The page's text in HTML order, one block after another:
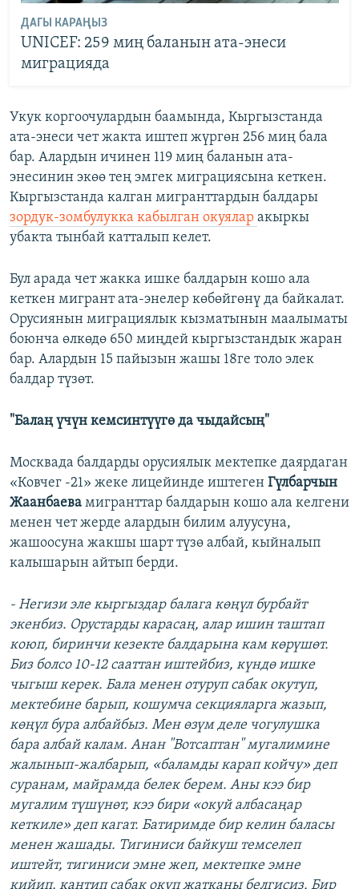
ДАГЫ КАРАҢЫЗ
UNICEF: 259 миң баланын ата-энеси
миграцияда
Укук коргоочулардын баамында, Кыргызстанда
ата-энеси чет жакта иштеп жүргөн 256 миң бала
бар. Алардын ичинен 119 миң баланын ата-
энесинин экөө тең эмгек миграциясына кеткен.
Кыргызстанда калган мигранттардын балдары
зордук-зомбулукка кабылган окуялар акыркы
убакта тынбай катталып келет.
Бул арада чет жакка ишке балдарын кошо ала
кеткен мигрант ата-энелер көбөйгөнү да байкалат.
Орусиянын миграциялык кызматынын маалыматы
боюнча өлкөдө 650 миңдей кыргызстандык жаран
бар. Алардын 15 пайызын жашы 18ге толо элек
балдар түзөт.
"Балаң үчүн кемсинтүүгө да чыдайсың"
Москвада балдарды орусиялык мектепке даярдаган
«Ковчег -21» жеке лицейинде иштеген Гүлбарчын
Жаанбаева мигранттар балдарын кошо ала келгени
менен чет жерде алардын билим алуусуна,
жашоосуна жакшы шарт түзө албай, кыйналып
калышарын айтып берди.
- Негизи эле кыргыздар балага көңүл бурбайт
экенбиз. Орустарды карасаң, алар ишин таштап
коюп, биринчи кезекте балдарына кам көрүшөт.
Биз болсо 10-12 сааттан иштейбиз, күндө ишке
чыгыш керек. Бала менен отуруп сабак окутуп,
мектебине барып, кошумча секцияларга жазып,
көңүл бура албайбыз. Мен өзүм деле чогулушка
бара албай калам. Анан "Вотсаптан" мугалимине
жалынып-жалбарып, «баламды карап койчу» деп
суранам, майрамда белек берем. Аны кээ бир
мугалим түшүнөт, кээ бири «окуй албасаңар
кеткиле» деп кагат. Батиримде бир келин баласы
менен жашады. Тигиниси байкуш темселеп
иштейт, тигиниси эмне жеп, мектепке эмне
кийип, кантип сабак окуп жатканы белгисиз. Бир